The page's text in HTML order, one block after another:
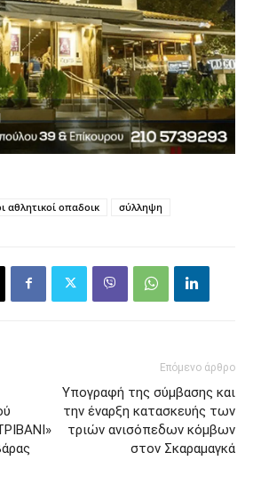
Επόμενο άρθρο
τριών ανισόπεδων κόμβων
τμήματα στις Δημόσιες Σ.Α.Ε.Κ. για
2026-2027